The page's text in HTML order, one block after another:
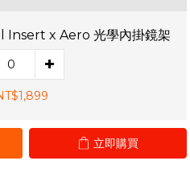
Insert x Aero 光學內掛鏡架
立即購買